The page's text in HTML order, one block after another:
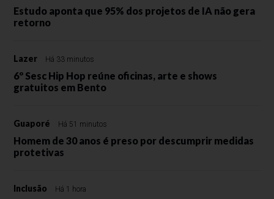
Estudo aponta que 95% dos projetos de IA não gera
retorno
Lazer Há 33 minutos
6º Sesc Hip Hop reúne oficinas, arte e shows
gratuitos em Bento
Guaporé Há 51 minutos
Homem de 30 anos é preso por descumprir medidas
protetivas
Inclusão Há 1 hora